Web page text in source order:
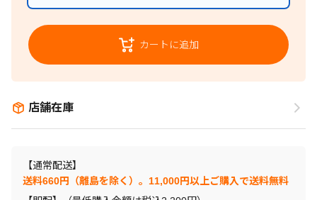
カートに追加
店舗在庫
【通常配送】
送料660円（離島を除く）。11,000円以上ご購入で送料無料